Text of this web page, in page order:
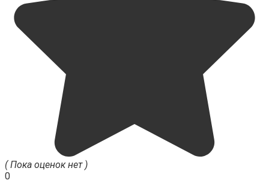
( Пока оценок нет )
0